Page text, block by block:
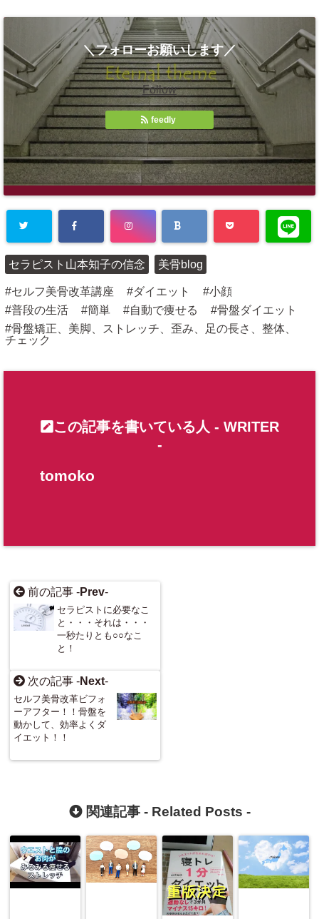
＼フォローお願いします／
Follow
feedly
defined array
key "Twitter"
in/home/plu
s1state/suar
ugins/sns-c
sns-count-c
セラピスト山本知子の信念 美骨blog
セルフ美骨改革講座 ダイエット
小顔
普段の生活
簡単 自動で痩せる
骨盤ダイエット
骨盤矯正、美脚、ストレッチ、歪み、足の長さ、整体、
チェック
この記事を書いている人 - WRITER
-
tomoko
前の記事 -Prev-
セラピストに必要なこ
と・・・それは・・・
一秒たりとも○○なこ
と！
次の記事 -Next-
セルフ美骨改革ビフォ
ーアフター！！骨盤を
動かして、効率よくダ
イエット！！
関連記事 - Related Posts -